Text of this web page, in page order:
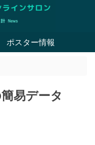
ポスター情報
易データ